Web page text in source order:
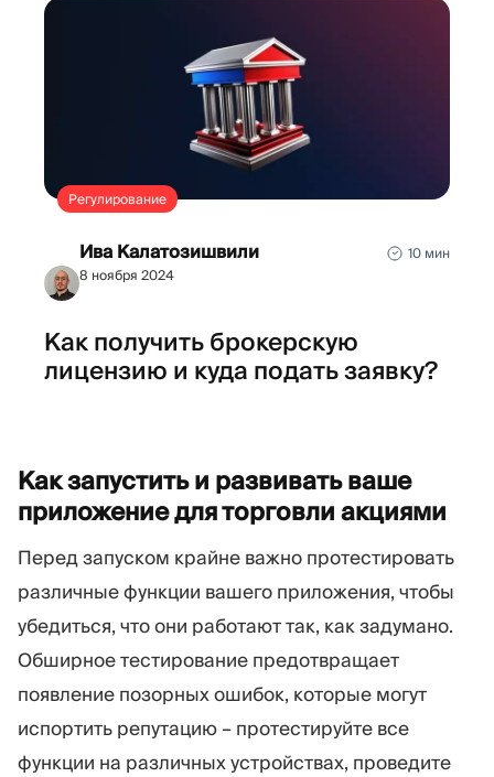
Регулирование
Ива Калатозишвили
8 ноября 2024
10 мин
Как получить брокерскую
лицензию и куда подать заявку?
Как запустить и развивать ваше
приложение для торговли акциями
Перед запуском крайне важно протестировать
различные функции вашего приложения, чтобы
убедиться, что они работают так, как задумано.
Обширное тестирование предотвращает
появление позорных ошибок, которые могут
испортить репутацию – протестируйте все
функции на различных устройствах, проведите